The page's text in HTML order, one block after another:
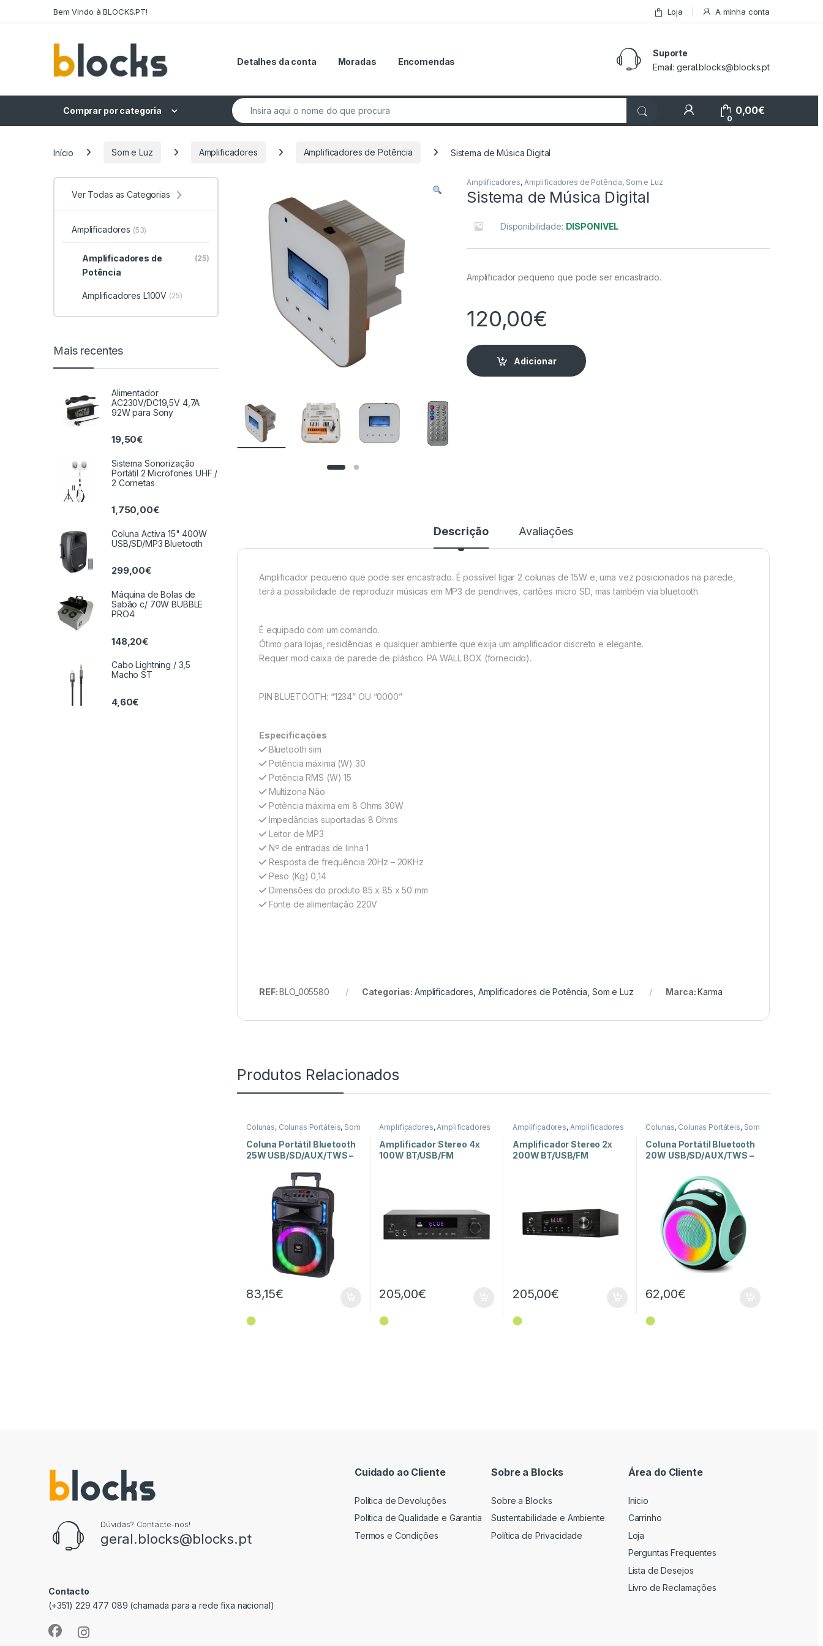
Bem Vindo à BLOCKS.PT! Loja A minha conta
Detalhes da conta Moradas Encomendas
Suporte
Email: geral.blocks@blocks.pt
Comprar por categoria
Search for:
My Account
0
0,00€
Início Som e Luz Amplificadores Amplificadores de Potência Sistema de Música Digital
Amplificadores, Amplificadores de Potência, Som e Luz
Sistema de Música Digital
Disponibilidade: DISPONIVEL
Amplificador pequeno que pode ser encastrado.
120,00€
Adicionar
Descrição Avaliações
Amplificador pequeno que pode ser encastrado. É possível ligar 2 colunas de 15W e, uma vez posicionados na parede,
terá a possibilidade de reproduzir músicas em MP3 de pendrives, cartões micro SD, mas também via bluetooth.
É equipado com um comando.
Ótimo para lojas, residências e qualquer ambiente que exija um amplificador discreto e elegante.
Requer mod caixa de parede de plástico. PA WALL BOX (fornecido).
PIN BLUETOOTH: “1234” OU “0000”
Especificações
Bluetooth sim
Potência máxima (W) 30
Potência RMS (W) 15
Multizona Não
Potência máxima em 8 Ohms 30W
Impedâncias suportadas 8 Ohms
Leitor de MP3
Nº de entradas de linha 1
Resposta de frequência 20Hz – 20KHz
Peso (Kg) 0,14
Dimensões do produto 85 x 85 x 50 mm
Fonte de alimentação 220V
REF:BLO_005580 Categorias: Amplificadores Amplificadores de Potência Som e Luz Marca:Karma
Produtos Relacionados
Colunas, Colunas Portáteis, Som
Coluna Portátil Bluetooth
25W USB/SD/AUX/TWS –
83,15€
⬤
Amplificadores, Amplificadores
de Potência
Som e Luz
Amplificador Stereo 4x
100W BT/USB/FM
205,00€
⬤
Amplificadores, Amplificadores
de Potência
Som e Luz
Amplificador Stereo 2x
200W BT/USB/FM
205,00€
⬤
Colunas, Colunas Portáteis, Som
Coluna Portátil Bluetooth
20W USB/SD/AUX/TWS –
62,00€
⬤
Ver Todas as Categorias
Amplificadores (53)
Amplificadores de
Potência
(25)
Amplificadores L100V (25)
Mais recentes
Alimentador
AC230V/DC19,5V 4,7A
92W para Sony
19,50€
Sistema Sonorização
Portátil 2 Microfones UHF /
2 Cornetas
1,750,00€
Coluna Activa 15" 400W
USB/SD/MP3 Bluetooth
299,00€
Máquina de Bolas de
Sabão c/ 70W BUBBLE
PRO4
148,20€
Cabo Lightning / 3,5
Macho ST
4,60€
Dúvidas? Contacte-nos!
geral.blocks@blocks.pt
Contacto
(+351) 229 477 089 (chamada para a rede fixa nacional)
Cuidado ao Cliente
Política de Devoluções
Política de Qualidade e Garantia
Termos e Condições
Sobre a Blocks
Sobre a Blocks
Sustentabilidade e Ambiente
Política de Privacidade
Área do Cliente
Inicio
Carrinho
Loja
Perguntas Frequentes
Lista de Desejos
Livro de Reclamações